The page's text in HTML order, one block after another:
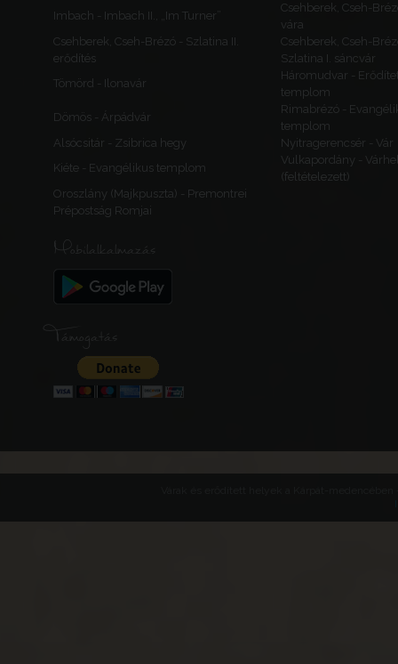
Imbach - Imbach II., „Im Turner”
Csehberek, Cseh-
vára
Csehberek, Cseh-Brézó - Szlatina II.
erődítés
Csehberek, Cseh-
Szlatina I. sáncvár
Tömörd - Ilonavár
Háromudvar -
templom
Dömös - Árpádvár
Rimabrézó -
templom
Alsócsitár - Zsibrica hegy
Nyitragerencsér - Vár
Kiéte - Evangélikus templom
Vulkapordány -
(feltételezett)
Oroszlány (Majkpuszta) - Premontrei
Prépostság Romjai
Mobilalkalmazás
Támogatás